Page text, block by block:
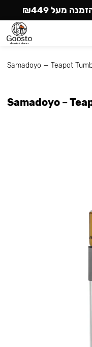
Samadoyo — Teapot
Samadoyo –
מעל ₪449